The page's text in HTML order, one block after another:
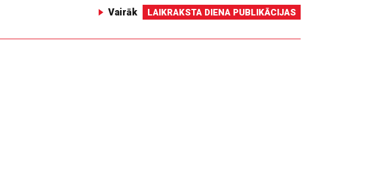
Vairāk LAIKRAKSTA DIENA PUBLIKĀCIJAS